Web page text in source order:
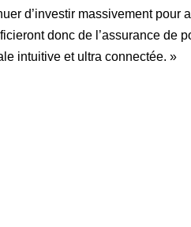
d’investir massivement pour
donc de l’assurance de
intuitive et ultra connectée. »